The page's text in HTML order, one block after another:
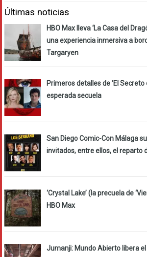
Últimas noticias
HBO Max lleva ‘La Casa del
una experiencia inmersiva a
Targaryen
Primeros detalles de ‘El Secreto
esperada secuela
San Diego Comic-Con Málaga
invitados, entre ellos, el reparto
‘Crystal Lake’ (la precuela de
HBO Max
Jumanji: Mundo Abierto libera el